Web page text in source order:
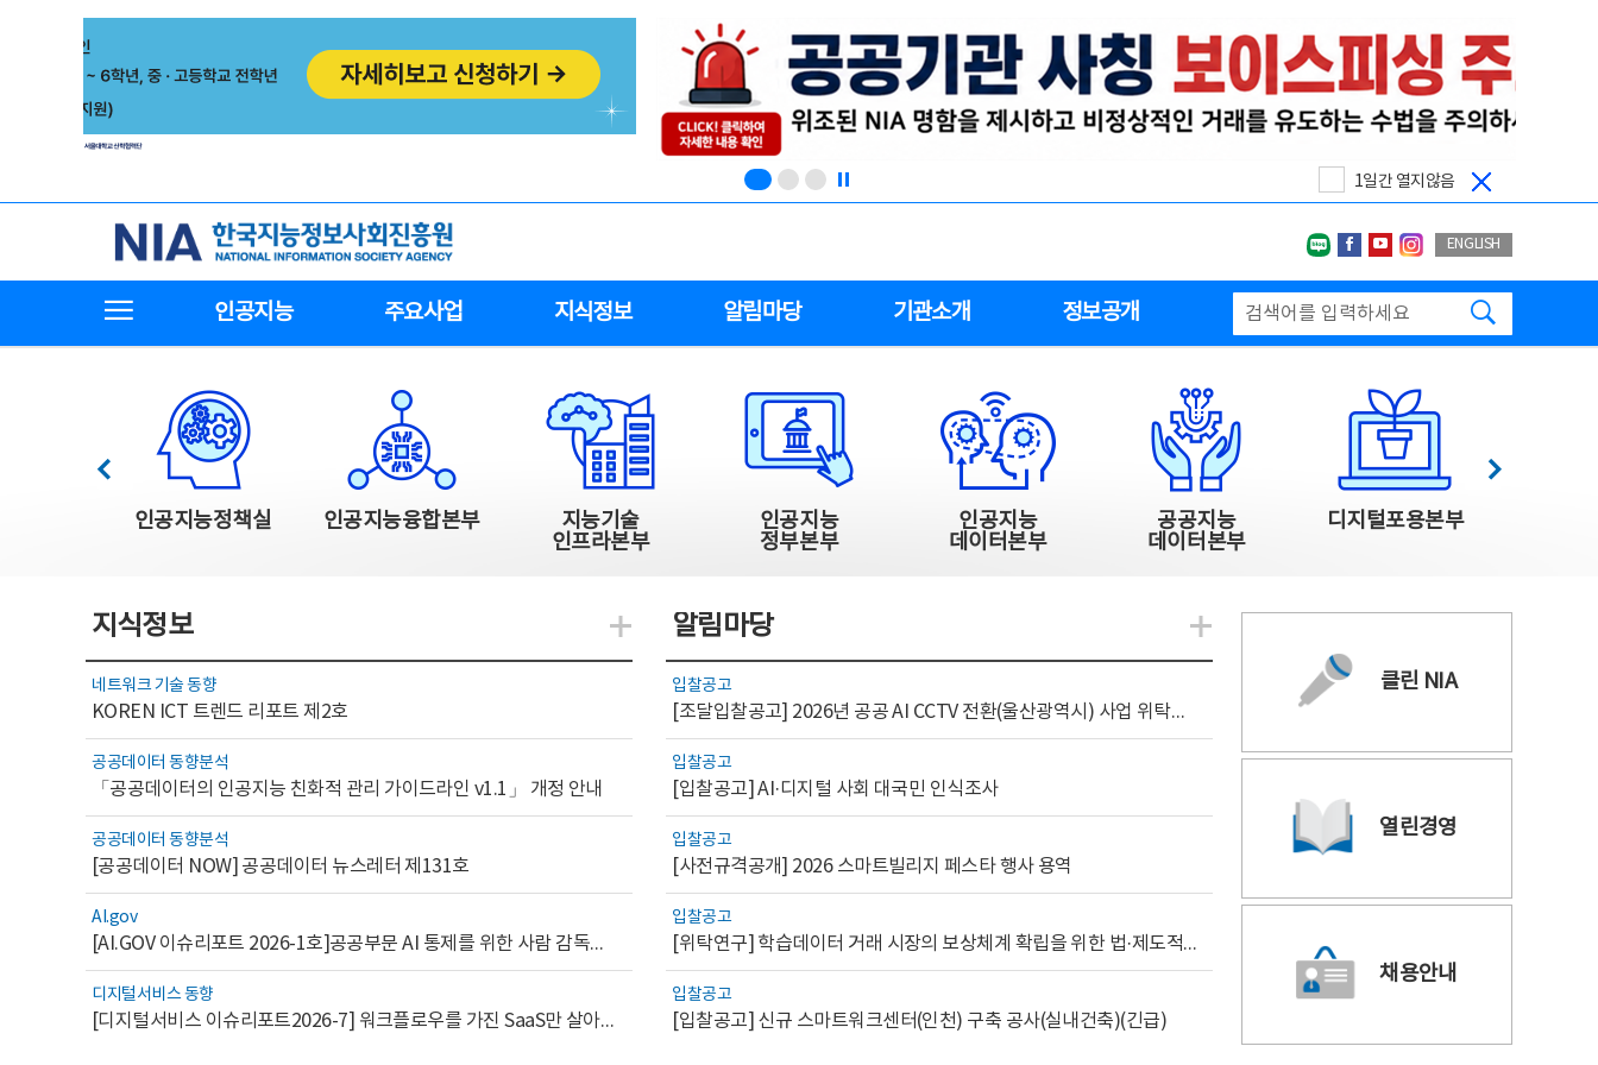
1일간 열지않음
한국지능정보사회진흥원
네이버블로그
페이스북
유투브인스타그랩
ENGLISH
인공지능 주요사업 지식정보 알림마당 기관소개 정보공개
한국지능정보사회진흥원 주요사업
인공지능정책실 인공지능융합본부
지능기술
인프라본부
인공지능
정부본부
인공지능
데이터본부
공공지능
데이터본부
디지털포용본부
이전 다음
지식정보
네트워크 기술 동향
KOREN ICT 트렌드 리포트 제2호
공공데이터 동향분석
「공공데이터의 인공지능 친화적 관리 가이드라인 v1.1」 개정 안내
공공데이터 동향분석
[공공데이터 NOW] 공공데이터 뉴스레터 제131호
AI.gov
[AI.GOV 이슈리포트 2026-1호]공공부문 AI 통제를 위한 사람 감독의 해외 사례 분석 및 시사점
디지털서비스 동향
[디지털서비스 이슈리포트2026-7] 워크플로우를 가진 SaaS만 살아남는다
지식관련 더보기
알림마당
입찰공고
[조달입찰공고] 2026년 공공 AI CCTV 전환(울산광역시) 사업 위탁감리
입찰공고
[입찰공고] AI·디지털 사회 대국민 인식조사
입찰공고
[사전규격공개] 2026 스마트빌리지 페스타 행사 용역
입찰공고
[위탁연구] 학습데이터 거래 시장의 보상체계 확립을 위한 법·제도적 검토 방안 연구
입찰공고
[입찰공고] 신규 스마트워크센터(인천) 구축 공사(실내건축)(긴급)
알림관련 더보기
클린 NIA
열린경영
채용안내